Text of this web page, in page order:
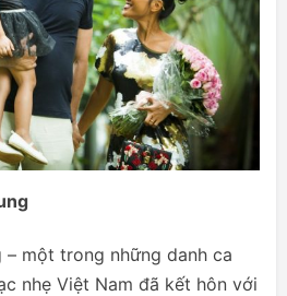
– một trong những danh ca
nhẹ Việt Nam đã kết hôn với